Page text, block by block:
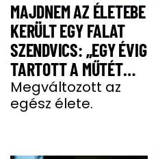
MAJDNEM AZ ÉLETEBE
KERÜLT EGY FALAT
SZENDVICS: „EGY ÉVIG
TARTOTT A MŰTÉT
UTÁNI FELÉPÜLÉS”
Megváltozott az
egész élete.